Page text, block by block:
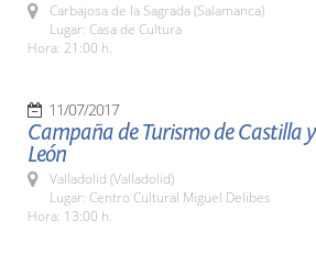
Carbajosa de la Sagrada (Salamanca)
Lugar: Casa de Cultura
Hora: 21:00 h.
11/07/2017
Campaña de Turismo de Castilla y
León
Valladolid (Valladolid)
Lugar: Centro Cultural Miguel Delibes
Hora: 13:00 h.